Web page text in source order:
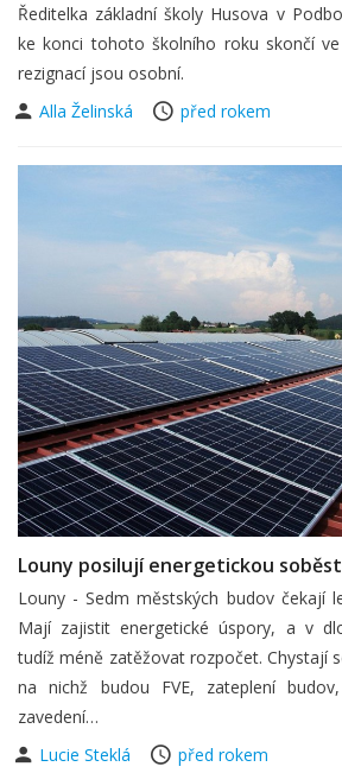
Ředitelka základní školy Husova v
ke konci tohoto školního roku skončí
rezignací jsou osobní.
Alla Želinská
před rokem
Louny posilují energetickou
Louny - Sedm městských budov čekají
Mají zajistit energetické úspory, a v
tudíž méně zatěžovat rozpočet. Chystají
na nichž budou FVE, zateplení
zavedení…
Lucie Steklá
před rokem